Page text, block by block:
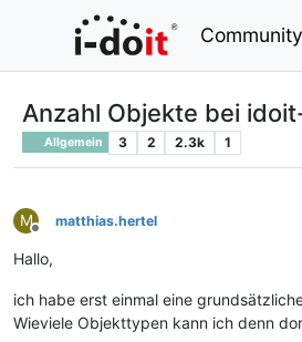
Community
Anzahl Objekte bei
Allgemein 3 2 2.3k 1
M
Offline
matthias.hertel
Hallo,
ich habe erst einmal eine
Wieviele Objekttypen kann ich denn